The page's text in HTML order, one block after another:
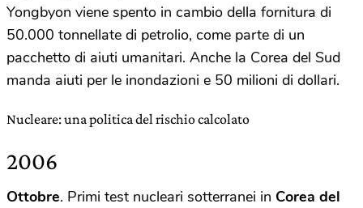
Yongbyon viene spento in cambio della fornitura di
50.000 tonnellate di petrolio, come parte di un
pacchetto di aiuti umanitari. Anche la Corea del Sud
manda aiuti per le inondazioni e 50 milioni di dollari.
Nucleare: una politica del rischio calcolato
2006
Ottobre. Primi test nucleari sotterranei in Corea del